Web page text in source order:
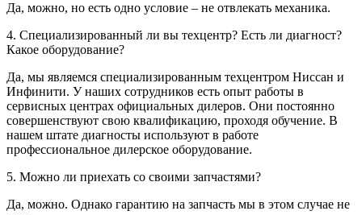
Да, можно, но есть одно условие – не отвлекать механика.
4. Специализированный ли вы техцентр? Есть ли диагност?
Какое оборудование?
Да, мы являемся специализированным техцентром Ниссан и
Инфинити. У наших сотрудников есть опыт работы в
сервисных центрах официальных дилеров. Они постоянно
совершенствуют свою квалификацию, проходя обучение. В
нашем штате диагносты используют в работе
профессиональное дилерское оборудование.
5. Можно ли приехать со своими запчастями?
Да, можно. Однако гарантию на запчасть мы в этом случае не